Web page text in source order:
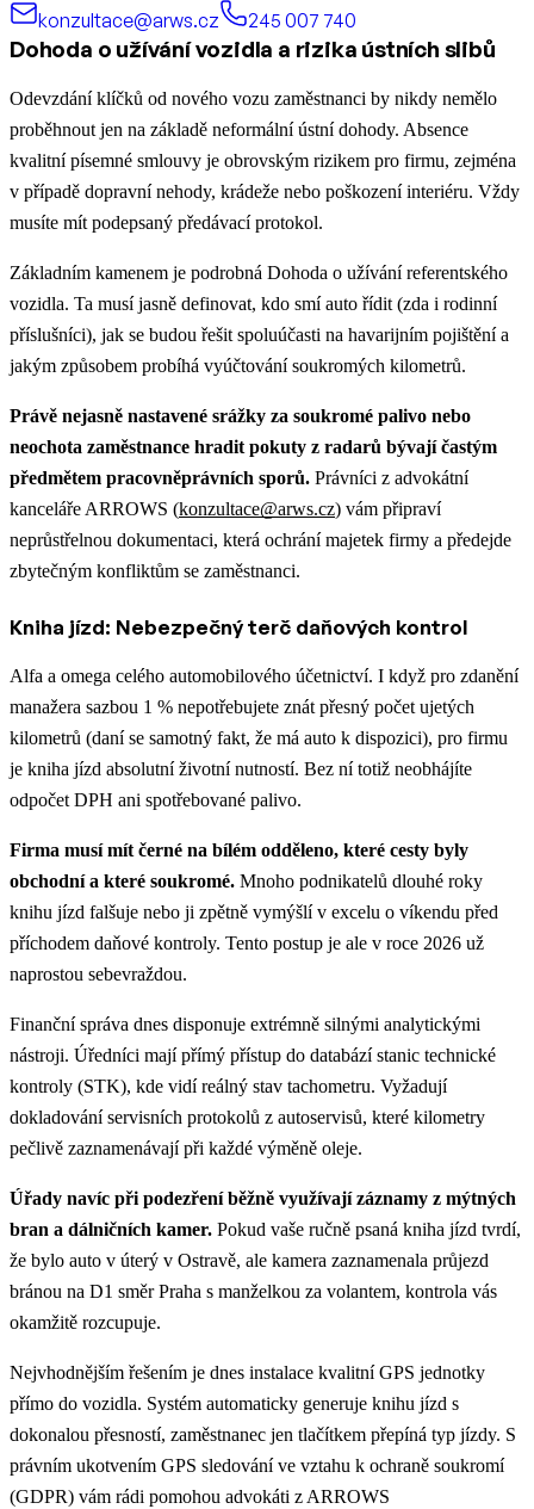
konzultace@arws.cz
245 007 740
Dohoda o užívání vozidla a rizika ústních slibů
Odevzdání klíčků od nového vozu zaměstnanci by nikdy nemělo
proběhnout jen na základě neformální ústní dohody. Absence
kvalitní písemné smlouvy je obrovským rizikem pro firmu, zejména
v případě dopravní nehody, krádeže nebo poškození interiéru. Vždy
musíte mít podepsaný předávací protokol.
Základním kamenem je podrobná Dohoda o užívání referentského
vozidla. Ta musí jasně definovat, kdo smí auto řídit (zda i rodinní
příslušníci), jak se budou řešit spoluúčasti na havarijním pojištění a
jakým způsobem probíhá vyúčtování soukromých kilometrů.
Právě nejasně nastavené srážky za soukromé palivo nebo
neochota zaměstnance hradit pokuty z radarů bývají častým
předmětem pracovněprávních sporů. Právníci z advokátní
kanceláře ARROWS (konzultace@arws.cz) vám připraví
neprůstřelnou dokumentaci, která ochrání majetek firmy a předejde
zbytečným konfliktům se zaměstnanci.
Kniha jízd: Nebezpečný terč daňových kontrol
Alfa a omega celého automobilového účetnictví. I když pro zdanění
manažera sazbou 1 % nepotřebujete znát přesný počet ujetých
kilometrů (daní se samotný fakt, že má auto k dispozici), pro firmu
je kniha jízd absolutní životní nutností. Bez ní totiž neobhájíte
odpočet DPH ani spotřebované palivo.
Firma musí mít černé na bílém odděleno, které cesty byly
obchodní a které soukromé. Mnoho podnikatelů dlouhé roky
knihu jízd falšuje nebo ji zpětně vymýšlí v excelu o víkendu před
příchodem daňové kontroly. Tento postup je ale v roce 2026 už
naprostou sebevraždou.
Finanční správa dnes disponuje extrémně silnými analytickými
nástroji. Úředníci mají přímý přístup do databází stanic technické
kontroly (STK), kde vidí reálný stav tachometru. Vyžadují
dokladování servisních protokolů z autoservisů, které kilometry
pečlivě zaznamenávají při každé výměně oleje.
Úřady navíc při podezření běžně využívají záznamy z mýtných
bran a dálničních kamer. Pokud vaše ručně psaná kniha jízd tvrdí,
že bylo auto v úterý v Ostravě, ale kamera zaznamenala průjezd
bránou na D1 směr Praha s manželkou za volantem, kontrola vás
okamžitě rozcupuje.
Nejvhodnějším řešením je dnes instalace kvalitní GPS jednotky
přímo do vozidla. Systém automaticky generuje knihu jízd s
dokonalou přesností, zaměstnanec jen tlačítkem přepíná typ jízdy. S
právním ukotvením GPS sledování ve vztahu k ochraně soukromí
(GDPR) vám rádi pomohou advokáti z ARROWS